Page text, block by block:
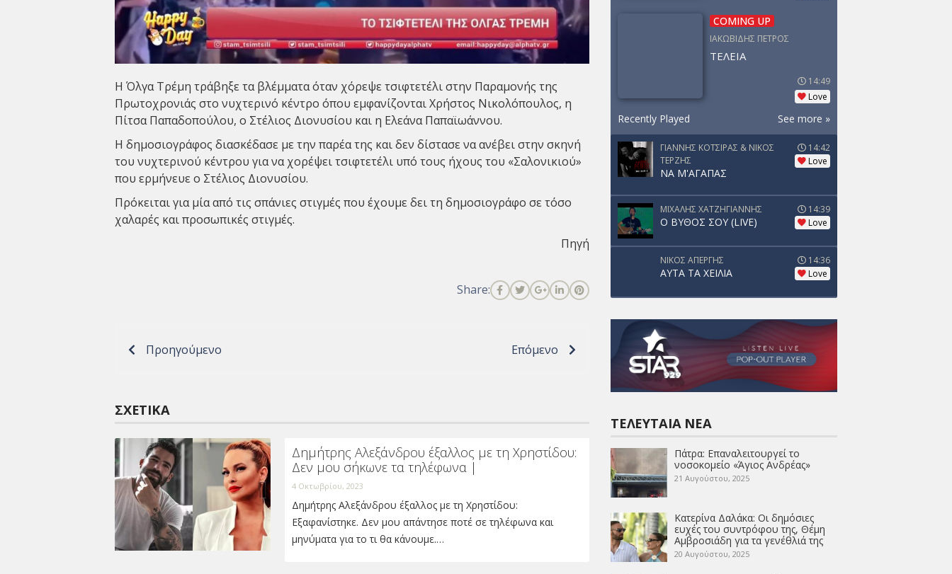
Η Όλγα Τρέμη τράβηξε τα βλέμματα όταν χόρεψε τσιφτετέλι στην Παραμονής της
Πρωτοχρονιάς στο νυχτερινό κέντρο όπου εμφανίζονται Χρήστος Νικολόπουλος, η
Πίτσα Παπαδοπούλου, ο Στέλιος Διονυσίου και η Ελεάνα Παπαϊωάννου.
Η δημοσιογράφος διασκέδασε με την παρέα της και δεν δίστασε να ανέβει στην σκηνή
του νυχτερινού κέντρου για να χορέψει τσιφτετέλι υπό τους ήχους του «Σαλονικιού»
που ερμήνευε ο Στέλιος Διονυσίου.
Πρόκειται για μία από τις σπάνιες στιγμές που έχουμε δει τη δημοσιογράφο σε τόσο
χαλαρές και προσωπικές στιγμές.
Πηγή
Share:
Προηγούμενο Επόμενο
ΣΧΕΤΙΚΆ
Δημήτρης Αλεξάνδρου έξαλλος με τη Χρηστίδου:
Δεν μου σήκωνε τα τηλέφωνα |
4 Οκτωβρίου, 2023
Δημήτρης Αλεξάνδρου έξαλλος με τη Χρηστίδου:
Εξαφανίστηκε. Δεν μου απάντησε ποτέ σε τηλέφωνα και
μηνύματα για το τι θα κάνουμε.…
COMING UP
ΙΑΚΩΒΙΔΗΣ ΠΕΤΡΟΣ
ΤΕΛΕΙΑ
14:49
Love
Recently Played See more »
ΓΙΑΝΝΗΣ ΚΟΤΣΙΡΑΣ & ΝΙΚΟΣ
ΤΕΡΖΗΣ
ΝΑ Μ'ΑΓΑΠΑΣ
14:42
Love
ΜΙΧΑΛΗΣ ΧΑΤΖΗΓΙΑΝΝΗΣ
Ο ΒΥΘΟΣ ΣΟΥ (LIVE)
14:39
Love
ΝΙΚΟΣ ΑΠΕΡΓΗΣ
ΑΥΤΑ ΤΑ ΧΕΙΛΙΑ
14:36
Love
ΤΕΛΕΥΤΑΊΑ ΝΈΑ
Πάτρα: Επαναλειτουργεί το
νοσοκομείο «Άγιος Ανδρέας»
21 Αυγούστου, 2025
Κατερίνα Δαλάκα: Οι δημόσιες
ευχές του συντρόφου της, Θέμη
Αμβροσιάδη για τα γενέθλιά της
20 Αυγούστου, 2025